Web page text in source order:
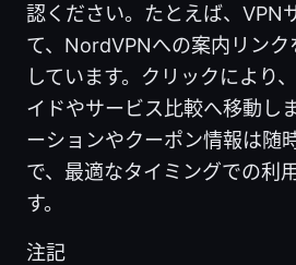
認ください。たとえば、VPN
て、NordVPNへの案内リンク
しています。クリックにより
イドやサービス比較へ移動し
ーションやクーポン情報は随
で、最適なタイミングでの利
す。
注記